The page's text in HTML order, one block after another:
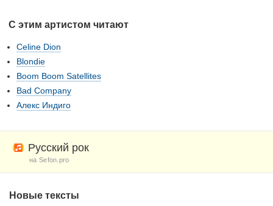
С этим артистом читают
Celine Dion
Blondie
Boom Boom Satellites
Bad Company
Алекс Индиго
Русский рок
на Sefon.pro
Новые тексты